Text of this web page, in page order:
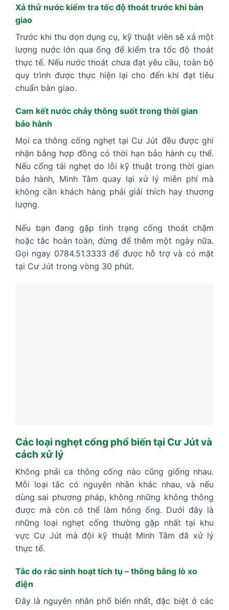
Xả thử nước kiểm tra tốc độ thoát trước khi bàn
giao
Trước khi thu dọn dụng cụ, kỹ thuật viên sẽ xả một
lượng nước lớn qua ống để kiểm tra tốc độ thoát
thực tế. Nếu nước thoát chưa đạt yêu cầu, toàn bộ
quy trình được thực hiện lại cho đến khi đạt tiêu
chuẩn bàn giao.
Cam kết nước chảy thông suốt trong thời gian
bảo hành
Mọi ca thông cống nghẹt tại Cư Jút đều được ghi
nhận bằng hợp đồng có thời hạn bảo hành cụ thể.
Nếu cống tái nghẹt do lỗi kỹ thuật trong thời gian
bảo hành, Minh Tâm quay lại xử lý miễn phí mà
không cần khách hàng phải giải thích hay thương
lượng.
Nếu bạn đang gặp tình trạng cống thoát chậm
hoặc tắc hoàn toàn, đừng để thêm một ngày nữa.
Gọi ngay 0784.51.3333 để được hỗ trợ và có mặt
tại Cư Jút trong vòng 30 phút.
Các loại nghẹt cống phổ biến tại Cư Jút và
cách xử lý
Không phải ca thông cống nào cũng giống nhau.
Mỗi loại tắc có nguyên nhân khác nhau, và nếu
dùng sai phương pháp, không những không thông
được mà còn có thể làm hỏng ống. Dưới đây là
những loại nghẹt cống thường gặp nhất tại khu
vực Cư Jút mà đội kỹ thuật Minh Tâm đã xử lý
thực tế.
Tắc do rác sinh hoạt tích tụ – thông bằng lò xo
điện
Đây là nguyên nhân phổ biến nhất, đặc biệt ở các